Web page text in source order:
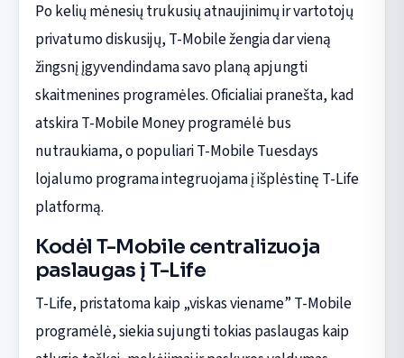
Po kelių mėnesių trukusių atnaujinimų ir vartotojų
privatumo diskusijų, T-Mobile žengia dar vieną
žingsnį įgyvendindama savo planą apjungti
skaitmenines programėles. Oficialiai pranešta, kad
atskira T-Mobile Money programėlė bus
nutraukiama, o populiari T-Mobile Tuesdays
lojalumo programa integruojama į išplėstinę T-Life
platformą.
Kodėl T-Mobile centralizuoja
paslaugas į T-Life
T-Life, pristatoma kaip „viskas viename” T-Mobile
programėlė, siekia sujungti tokias paslaugas kaip